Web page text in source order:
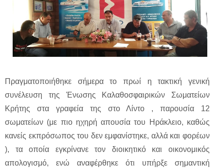
Πραγματοποιήθηκε σήμερα το πρωί η τακτική γενική
συνέλευση της Ένωσης Καλαθοσφαιρικών Σωματείων
Κρήτης στα γραφεία της στο Λίντο , παρουσία 12
σωματείων (με πιο ηχηρή απουσία του Ηράκλειο, καθώς
κανείς εκπρόσωπος του δεν εμφανίστηκε, αλλά και φορέων
), τα οποία εγκρίνανε τον διοικητικό και οικονομικός
απολογισμό, ενώ αναφέρθηκε ότι υπήρξε σημαντική